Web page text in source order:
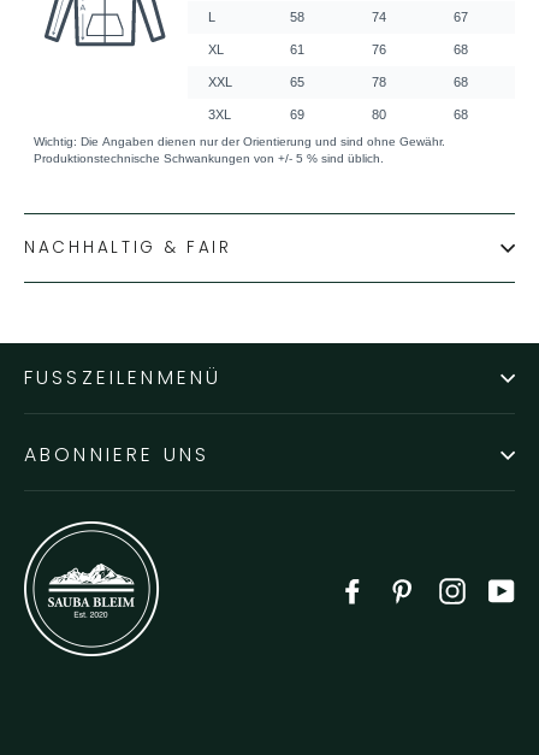
NACHHALTIG & FAIR
FUSSZEILENMENÜ
ABONNIERE UNS
FacebookPinterest